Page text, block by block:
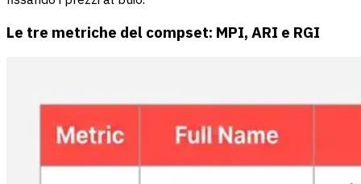
Le tre metriche del compset: MPI, ARI e RGI